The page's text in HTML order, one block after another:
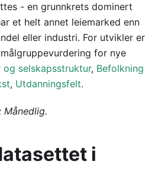
- en grunnkrets dominert
et helt annet leiemarked enn
eller industri. For utvikler er
for nye
og selskapsstruktur, Befolkning
, Utdanningsfelt.
Månedlig.
i